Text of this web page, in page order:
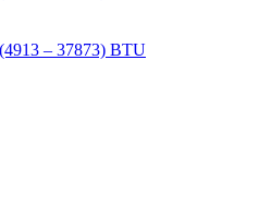
– 37873) BTU